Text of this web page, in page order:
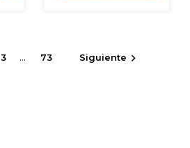
3 … 73 Siguiente 